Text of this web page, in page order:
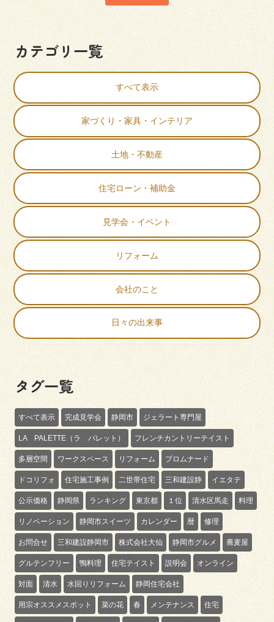
カテゴリ一覧
すべて表示
家づくり・家具・インテリア
土地・不動産
住宅ローン・補助金
見学会・イベント
リフォーム
会社のこと
日々の出来事
タグ一覧
すべて表示 完成見学会 静岡市 ジェラート専門屋
LA PALETTE（ラ パレット） フレンチカントリーテイスト
多層空間 ワークスペース リフォーム プロムナード
ドコリフォ 住宅施工事例 二世帯住宅 三和建設静 イエタテ
公示価格 静岡県 ランキング 東京都 １位 清水区馬走 料理
リノベーション 静岡市スイーツ カレンダー 暦 修理
お問合せ 三和建設静岡市 株式会社大仙 静岡市グルメ 蕎麦屋
グルテンフリー 鴨料理 住宅テイスト 説明会 オンライン
対面 清水 水回りリフォーム 静岡住宅会社
用宗オススメスポット 菜の花 春 メンテナンス 住宅